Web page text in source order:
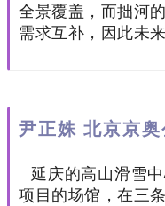
全景覆盖，而拙河
需求互补，因此未
尹正姝 北京京
延庆的高山滑雪
项目的场馆，在三